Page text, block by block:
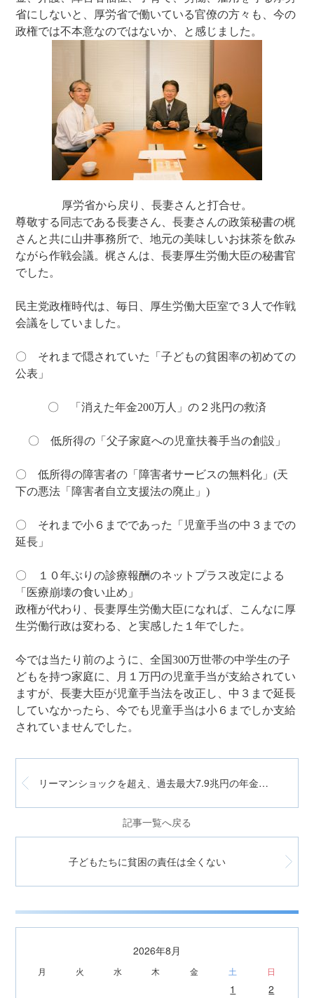
省にしないと、厚労省で働いている官僚の方々も、今の
政権では不本意なのではないか、と感じました。
厚労省から戻り、長妻さんと打合せ。
尊敬する同志である長妻さん、長妻さんの政策秘書の梶
さんと共に山井事務所で、地元の美味しいお抹茶を飲み
ながら作戦会議。梶さんは、長妻厚生労働大臣の秘書官
でした。
民主党政権時代は、毎日、厚生労働大臣室で３人で作戦
会議をしていました。
〇 それまで隠されていた「子どもの貧困率の初めての
公表」
〇 「消えた年金200万人」の２兆円の救済
〇 低所得の「父子家庭への児童扶養手当の創設」
〇 低所得の障害者の「障害者サービスの無料化」(天
下の悪法「障害者自立支援法の廃止」)
〇 それまで小６までであった「児童手当の中３までの
延長」
〇 １０年ぶりの診療報酬のネットプラス改定による
「医療崩壊の食い止め」
政権が代わり、長妻厚生労働大臣になれば、こんなに厚
生労働行政は変わる、と実感した１年でした。
今では当たり前のように、全国300万世帯の中学生の子
どもを持つ家庭に、月１万円の児童手当が支給されてい
ますが、長妻大臣が児童手当法を改正し、中３まで延長
していなかったら、今でも児童手当は小６までしか支給
されていませんでした。
リーマンショックを超え、過去最大7.9兆円の年金運用損(7-9月)
記事一覧へ戻る
子どもたちに貧困の責任は全くない
2026年8月
月 火 水 木 金 土 日
1 2